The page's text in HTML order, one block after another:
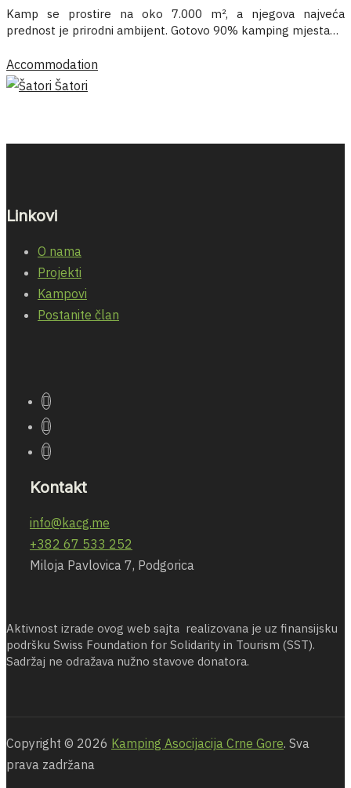
Kamp se prostire na oko 7.000 m², a njegova najveća
prednost je prirodni ambijent. Gotovo 90% kamping mjesta…
Accommodation
Šatori
Linkovi
O nama
Projekti
Kampovi
Postanite član
Kontakt
info@kacg.me
+382 67 533 252
Miloja Pavlovica 7, Podgorica
Aktivnost izrade ovog web sajta realizovana je uz finansijsku
podršku Swiss Foundation for Solidarity in Tourism (SST).
Sadržaj ne odražava nužno stavove donatora.
Copyright © 2026 Kamping Asocijacija Crne Gore. Sva
prava zadržana